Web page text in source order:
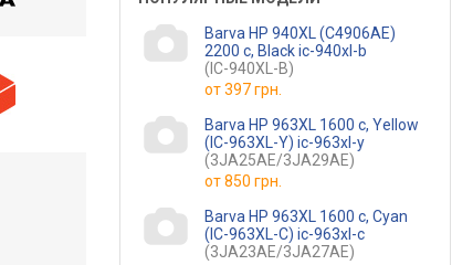
Barva HP 940XL (C4906AE)
2200 c, Black ic-940xl-b
(IC-940XL-B)
от397 грн.
Barva HP 963XL 1600 c, Yellow
(IC-963XL-Y) ic-963xl-y
(3JA25AE/3JA29AE)
от850 грн.
Barva HP 963XL 1600 c, Cyan
(IC-963XL-C) ic-963xl-c
(3JA23AE/3JA27AE)